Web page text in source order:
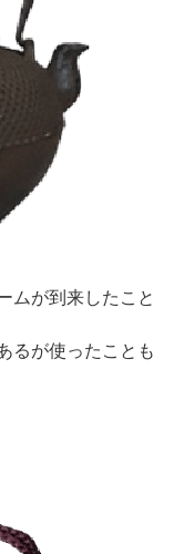
ムが到来したこと
るが使ったことも